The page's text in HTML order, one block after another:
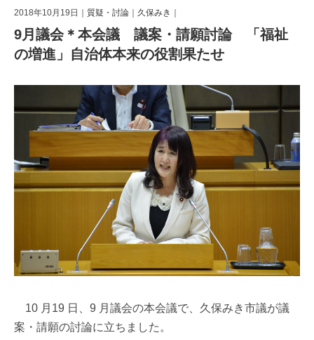
2018年10月19日｜ 質疑・討論 久保みき
9月議会＊本会議 議案・請願討論 「福祉
の増進」自治体本来の役割果たせ
10 月19 日、9 月議会の本会議で、久保みき市議が議
案・請願の討論に立ちました。